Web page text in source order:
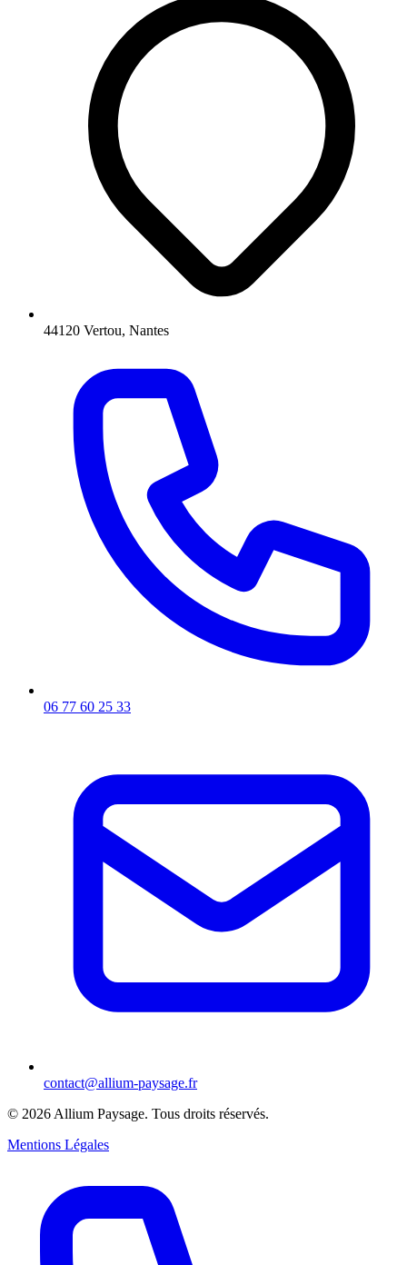
44120 Vertou, Nantes
06 77 60 25 33
contact@allium-paysage.fr
© 2026 Allium Paysage. Tous droits réservés.
Mentions Légales